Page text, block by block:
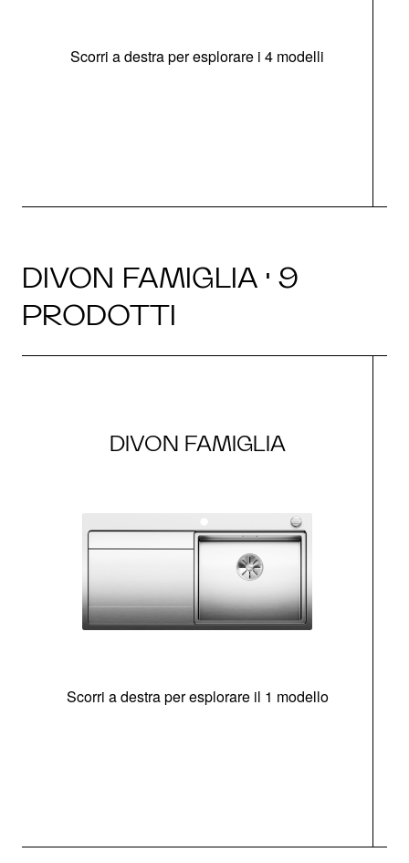
Scorri a destra per esplorare i 4 modelli
DIVON FAMIGLIA · 9
PRODOTTI
DIVON FAMIGLIA
Scorri a destra per esplorare il 1 modello